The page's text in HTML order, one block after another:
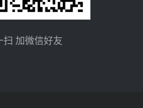
扫 加微信好友